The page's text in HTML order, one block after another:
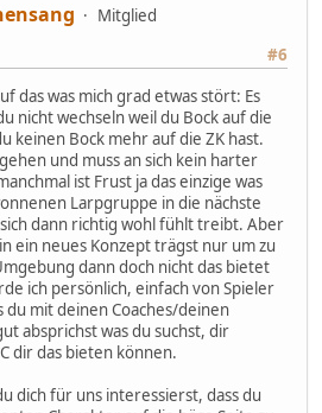
Mitglied
#6
das was mich grad etwas stört: Es
nicht wechseln weil du Bock auf die
keinen Bock mehr auf die ZK hast.
und muss an sich kein harter
ist Frust ja das einzige was
Larpgruppe in die nächste
dann richtig wohl fühlt treibt. Aber
ein neues Konzept trägst nur um zu
dann doch nicht das bietet
ich persönlich, einfach von Spieler
du mit deinen Coaches/deinen
absprichst was du suchst, dir
dir das bieten können.
dich für uns interessierst, dass du